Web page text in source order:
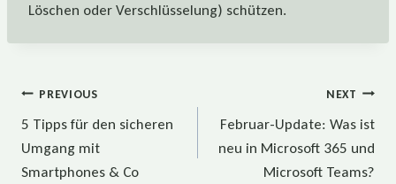
Löschen oder Verschlüsselung) schützen.
Beitragsnavigation
PREVIOUS
5 Tipps für den sicheren
Umgang mit
Smartphones & Co
NEXT
Februar-Update: Was ist
neu in Microsoft 365 und
Microsoft Teams?